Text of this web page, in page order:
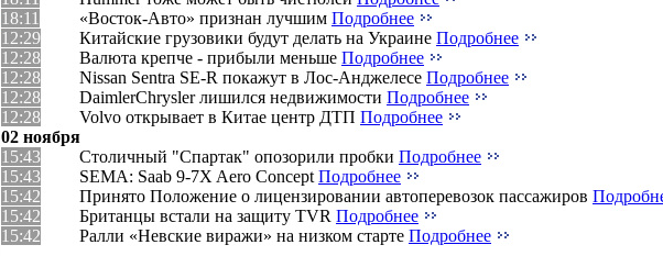
18:11
«Восток-Авто» признан лучшим Подробнее
12:29
Китайские грузовики будут делать на Украине Подробнее
12:28
Валюта крепче - прибыли меньше Подробнее
12:28
Nissan Sentra SE-R покажут в Лос-Анджелесе Подробнее
12:28
DaimlerChrysler лишился недвижимости Подробнее
12:28
Volvo открывает в Китае центр ДТП Подробнее
02 ноября
15:43
Столичный "Спартак" опозорили пробки Подробнее
15:43
SEMA: Saab 9-7X Aero Concept Подробнее
15:42
Принято Положение о лицензировании автоперевозок пассажиров
15:42
Британцы встали на защиту TVR Подробнее
15:42
Ралли «Невские виражи» на низком старте Подробнее